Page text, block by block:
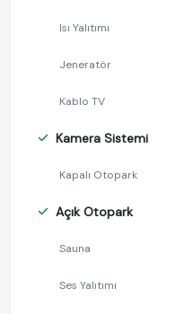
Isı Yalıtımı
Jeneratör
Kablo TV
Kamera Sistemi
Kapalı Otopark
Açık Otopark
Sauna
Ses Yalıtımı